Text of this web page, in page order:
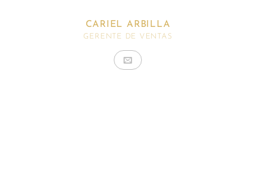
CARIEL ARBILLA
GERENTE DE VENTAS